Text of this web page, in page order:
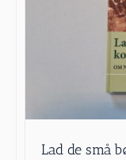
Lad de små